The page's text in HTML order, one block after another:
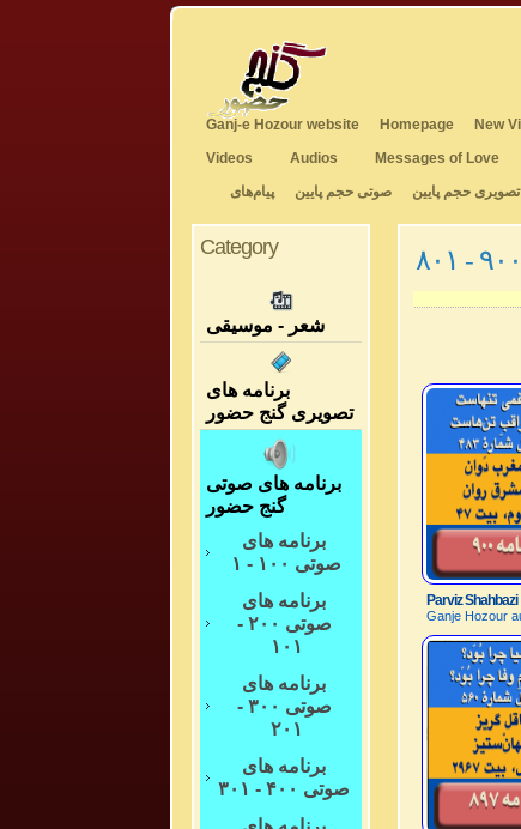
Ganj-e Hozour website Homepage New
Videos
Audios Messages of Love
تصویری حجم پایین صوتی حجم پایین
پیام‌های
Category
شعر - موسیقی
برنامه های
تصویری گنج حضور
برنامه های صوتی
گنج حضور
برنامه های
صوتی ۱۰۰ - ۱
برنامه های
صوتی ۲۰۰ -
۱۰۱
برنامه های
صوتی ۳۰۰ -
۲۰۱
برنامه های
صوتی ۴۰۰ - ۳۰۱
Parviz Shahbazi
Ganje Hozour